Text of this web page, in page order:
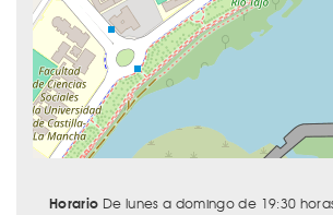
Horario De lunes a domingo de 19:30